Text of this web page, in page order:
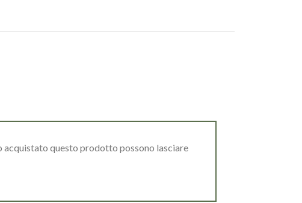
acquistato questo prodotto possono lasciare